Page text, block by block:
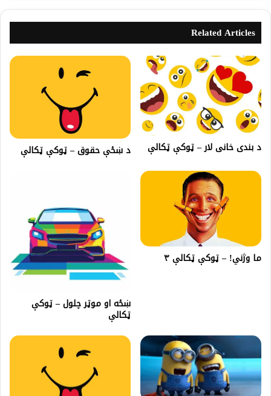
Related Articles
د بندی خانی لار – ټوکې ټکالې د ښځې حقوق – ټوکې ټکالې
ما وژني! – ټوکې ټکالې ۳
ښځه او موټر چلول – ټوکې
ټکالې